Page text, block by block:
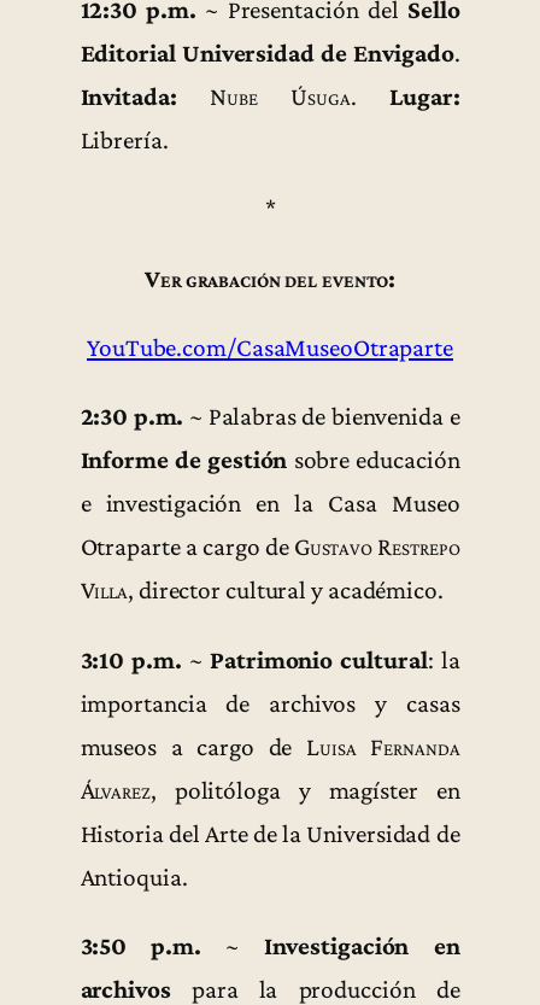
12:30 p.m. ~ Presentación del Sello
Editorial Universidad de Envigado.
Invitada:
Nube Úsuga.Lugar:
Librería.
*
Ver grabación del evento:
YouTube.com/CasaMuseoOtraparte
2:30 p.m. ~ Palabras de bienvenida e
Informe de gestión sobre educación
e investigación en la Casa Museo
Otraparte a cargo de Gustavo Restrepo
Villa, director cultural y académico.
3:10 p.m. ~Patrimonio cultural: la
importancia de archivos y casas
museos a cargo de Luisa Fernanda
Álvarez, politóloga y magíster en
Historia del Arte de la Universidad de
Antioquia.
3:50 p.m. ~ Investigación en
archivospara la producción de